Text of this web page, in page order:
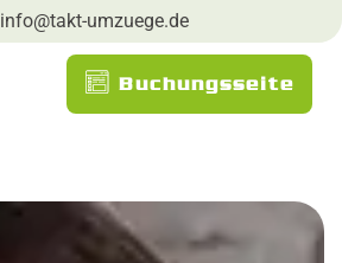
info@takt-umzuege.de
Buchungsseite